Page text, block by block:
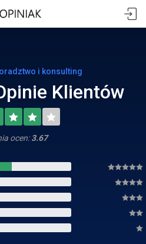
i konsulting
Klientów
ocen:3.67